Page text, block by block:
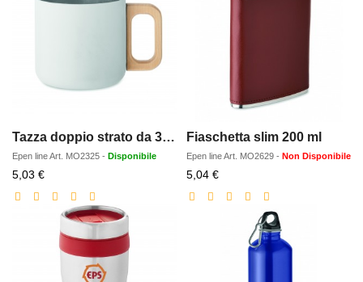
Tazza doppio strato da 350 ml
Epen lineArt. MO2325 - Disponibile
5,03 €Prezzo
scontato
Fiaschetta slim 200 ml
Epen lineArt. MO2629 - Non Disponibile
5,04 €Prezzo
scontato